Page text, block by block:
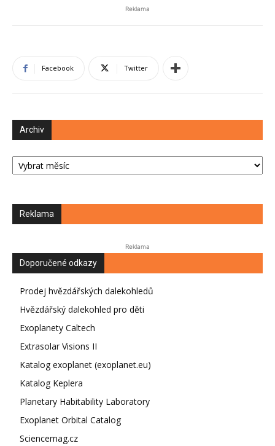
Reklama
Facebook Twitter
Archiv
Archiv
Reklama
Reklama
Doporučené odkazy
Prodej hvězdářských dalekohledů
Hvězdářský dalekohled pro děti
Exoplanety Caltech
Extrasolar Visions II
Katalog exoplanet (exoplanet.eu)
Katalog Keplera
Planetary Habitability Laboratory
Exoplanet Orbital Catalog
Sciencemag.cz